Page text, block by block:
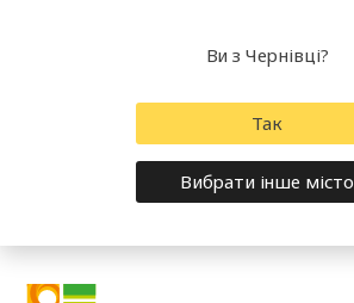
Ви з Чернівці?
Так
Вибрати інше місто